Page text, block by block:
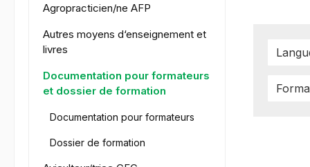
Agropracticien/ne AFP
Autres moyens d‘enseignement et
livres
Documentation pour formateurs
et dossier de formation
Documentation pour formateurs
Dossier de formation